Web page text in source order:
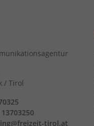
/ Tirol
tirol.at